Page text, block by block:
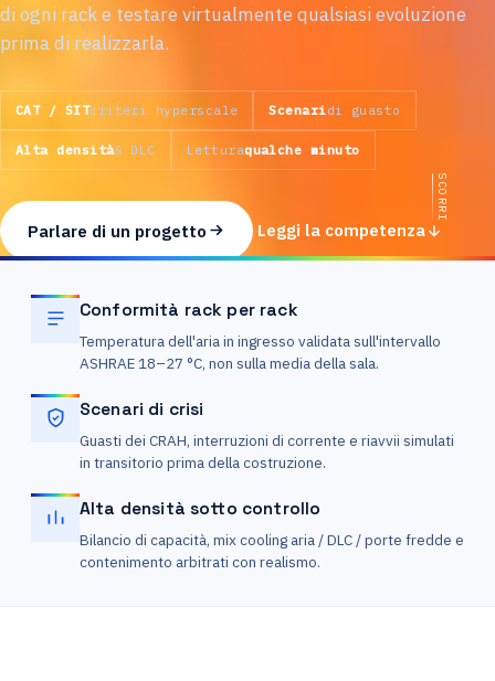
di ogni rack e testare virtualmente qualsiasi evoluzione
prima di realizzarla.
CAT / SITcriteri hyperscale Scenaridi guasto
Alta densità& DLC Letturaqualche minuto
Parlare di un progetto Leggi la competenza
SCORRI
Conformità rack per rack
Temperatura dell'aria in ingresso validata sull'intervallo
ASHRAE 18–27 °C, non sulla media della sala.
Scenari di crisi
Guasti dei CRAH, interruzioni di corrente e riavvii simulati
in transitorio prima della costruzione.
Alta densità sotto controllo
Bilancio di capacità, mix cooling aria / DLC / porte fredde e
contenimento arbitrati con realismo.